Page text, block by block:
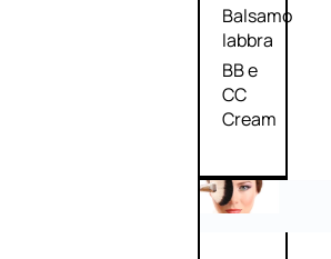
Balsamo
labbra
BB e
CC
Cream